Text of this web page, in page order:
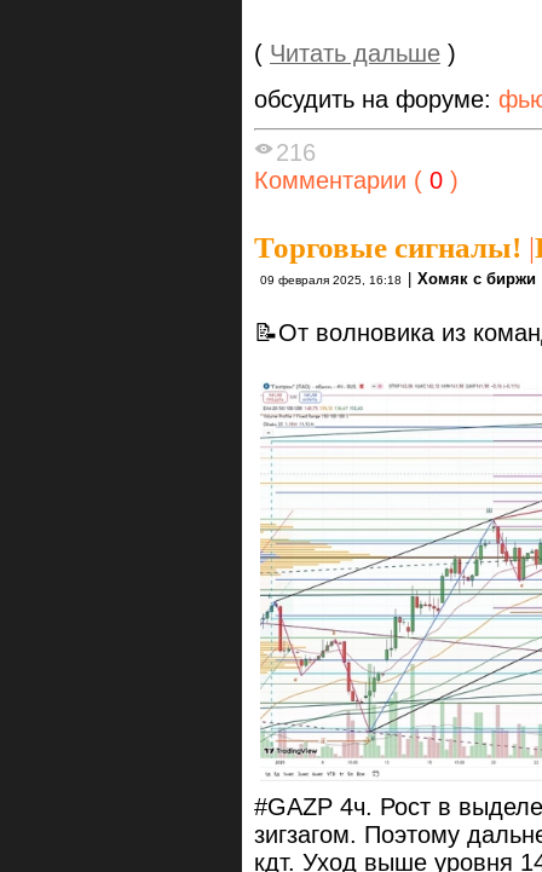
( Читать дальше )
обсудить на форуме:
216
Комментарии ( 0 )
Торговые сигналы! |
09 февраля 2025, 16:18 Хомяк с биржи
📝От волновика из
#GAZP 4ч. Рост в
зигзагом. Поэтому
кдт. Уход выше уровня